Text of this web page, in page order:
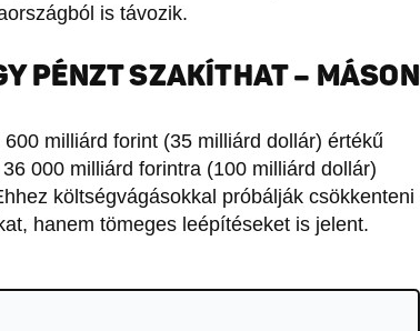
is távozik.
PÉNZT SZAKÍTHAT – MÁSON
milliárd forint (35 milliárd dollár) értékű
000 milliárd forintra (100 milliárd dollár)
költségvágásokkal próbálják csökkenteni
hanem tömeges leépítéseket is jelent.